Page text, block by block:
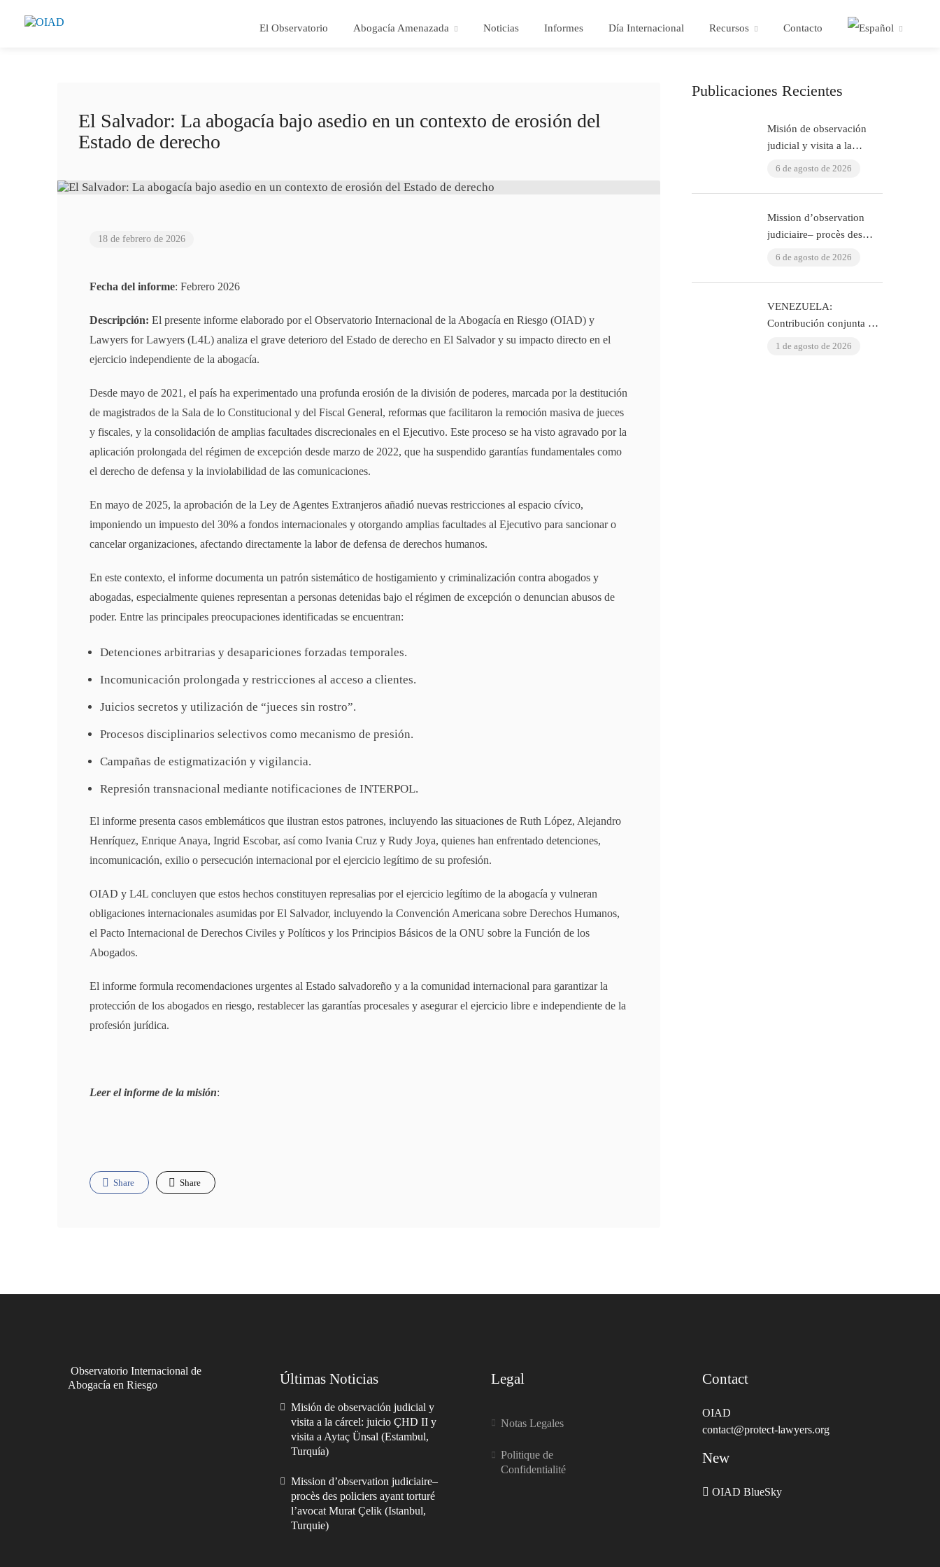
El Observatorio Abogacía Amenazada Noticias Informes Día Internacional Recursos Contacto
El Salvador: La abogacía bajo asedio en un contexto de erosión del
Estado de derecho
18 de febrero de 2026
Fecha del informe: Febrero 2026
Descripción:El presente informe elaborado por el Observatorio Internacional de la Abogacía en Riesgo (OIAD) y
Lawyers for Lawyers (L4L) analiza el grave deterioro del Estado de derecho en El Salvador y su impacto directo en el
ejercicio independiente de la abogacía.
Desde mayo de 2021, el país ha experimentado una profunda erosión de la división de poderes, marcada por la destitución
de magistrados de la Sala de lo Constitucional y del Fiscal General, reformas que facilitaron la remoción masiva de jueces
y fiscales, y la consolidación de amplias facultades discrecionales en el Ejecutivo. Este proceso se ha visto agravado por la
aplicación prolongada del régimen de excepción desde marzo de 2022, que ha suspendido garantías fundamentales como
el derecho de defensa y la inviolabilidad de las comunicaciones.
En mayo de 2025, la aprobación de la Ley de Agentes Extranjeros añadió nuevas restricciones al espacio cívico,
imponiendo un impuesto del 30% a fondos internacionales y otorgando amplias facultades al Ejecutivo para sancionar o
cancelar organizaciones, afectando directamente la labor de defensa de derechos humanos.
En este contexto, el informe documenta un patrón sistemático de hostigamiento y criminalización contra abogados y
abogadas, especialmente quienes representan a personas detenidas bajo el régimen de excepción o denuncian abusos de
poder. Entre las principales preocupaciones identificadas se encuentran:
Detenciones arbitrarias y desapariciones forzadas temporales.
Incomunicación prolongada y restricciones al acceso a clientes.
Juicios secretos y utilización de “jueces sin rostro”.
Procesos disciplinarios selectivos como mecanismo de presión.
Campañas de estigmatización y vigilancia.
Represión transnacional mediante notificaciones de INTERPOL.
El informe presenta casos emblemáticos que ilustran estos patrones, incluyendo las situaciones de Ruth López, Alejandro
Henríquez, Enrique Anaya, Ingrid Escobar, así como Ivania Cruz y Rudy Joya, quienes han enfrentado detenciones,
incomunicación, exilio o persecución internacional por el ejercicio legítimo de su profesión.
OIAD y L4L concluyen que estos hechos constituyen represalias por el ejercicio legítimo de la abogacía y vulneran
obligaciones internacionales asumidas por El Salvador, incluyendo la Convención Americana sobre Derechos Humanos,
el Pacto Internacional de Derechos Civiles y Políticos y los Principios Básicos de la ONU sobre la Función de los
Abogados.
El informe formula recomendaciones urgentes al Estado salvadoreño y a la comunidad internacional para garantizar la
protección de los abogados en riesgo, restablecer las garantías procesales y asegurar el ejercicio libre e independiente de la
profesión jurídica.
Leer el informe de la misión:
Share Share
Publicaciones Recientes
Misión de observación
judicial y visita a la
(Estambul, Turquía)
6 de agosto de 2026
Mission d’observation
judiciaire– procès des
(Istanbul, Turquie)
6 de agosto de 2026
VENEZUELA:
Contribución conjunta del
1 de agosto de 2026
Observatorio Internacional de
Abogacía en Riesgo
Últimas Noticias
Misión de observación judicial y
visita a la cárcel: juicio ÇHD II y
visita a Aytaç Ünsal (Estambul,
Turquía)
Mission d’observation judiciaire–
procès des policiers ayant torturé
l’avocat Murat Çelik (Istanbul,
Turquie)
Legal
Notas Legales
Politique de
Confidentialité
Contact
OIAD
contact@protect-lawyers.org
New
OIAD BlueSky